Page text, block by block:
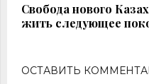
Свобода нового
жить следующее
ОСТАВИТЬ